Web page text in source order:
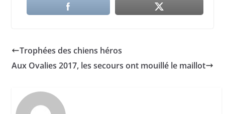
Trophées des chiens héros
Aux Ovalies 2017, les secours ont mouillé le maillot